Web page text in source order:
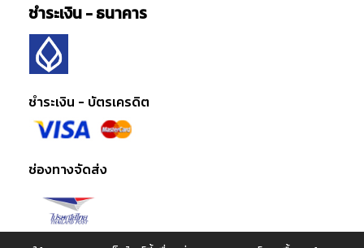
ชำระเงิน - ธนาคาร
ชำระเงิน - บัตรเครดิต
ช่องทางจัดส่ง